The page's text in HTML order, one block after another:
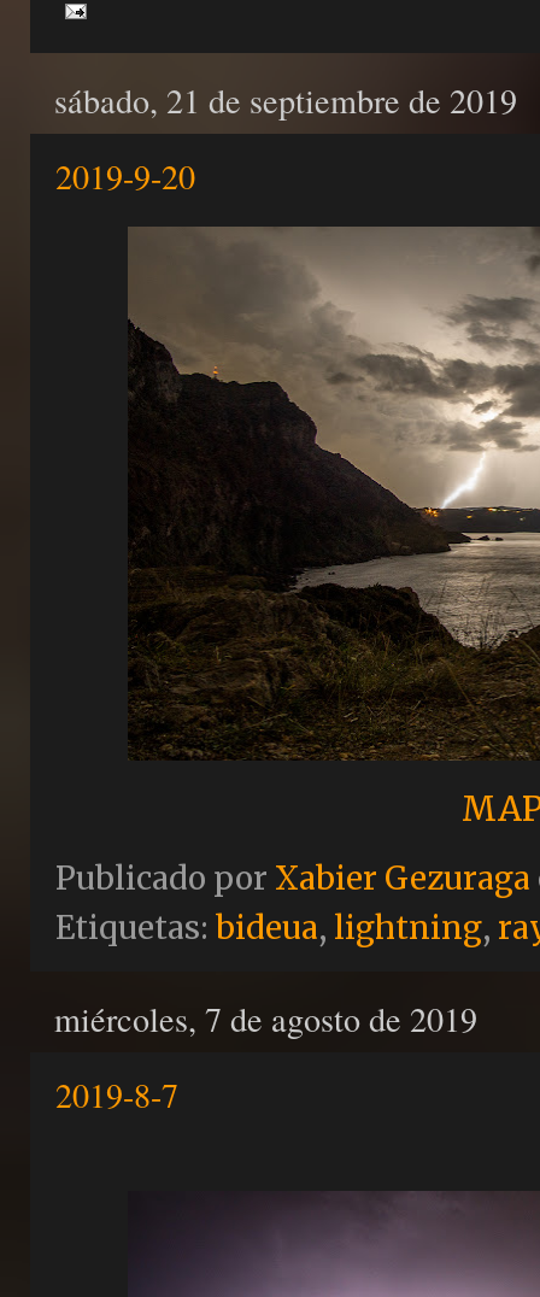
sábado, 21 de septiembre de 2019
2019-9-20
Publicado por Xabier Gezuraga
Etiquetas: bideua, lightning,
miércoles, 7 de agosto de 2019
2019-8-7